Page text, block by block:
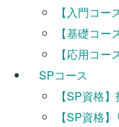
【入門コ
【基礎コ
【応用コ
SPコース
【SP資格
【SP資格